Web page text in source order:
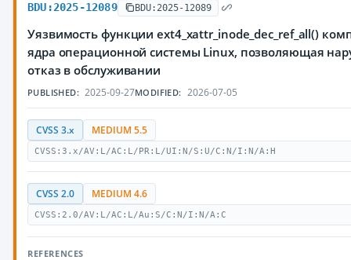
BDU:2025-12089 BDU:2025-12089
Уязвимость функции ext4_xattr_inode_dec_ref_all()
ядра операционной системы Linux, позволяющая
отказ в обслуживании
PUBLISHED: 2025-09-27MODIFIED: 2026-07-05
CVSS 3.x MEDIUM 5.5
CVSS:3.x/AV:L/AC:L/PR:L/UI:N/S:U/C:N/I:N/A:H
CVSS 2.0 MEDIUM 4.6
CVSS:2.0/AV:L/AC:L/Au:S/C:N/I:N/A:C
REFERENCES